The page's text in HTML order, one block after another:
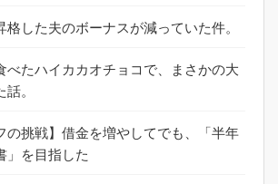
格した夫のボーナスが減っていた件。
べたハイカカオチョコで、まさかの大
。
の挑戦】借金を増やしてでも、「半年
」を目指した